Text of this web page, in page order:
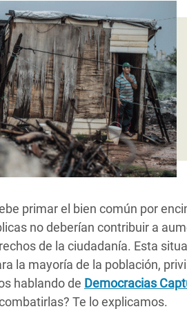
y Alimentaria
Oriental
Personas Refugiadas
del Sur
Refugiados Rohinyá
Siria
primar el bien común por
no deberían contribuir a
de la ciudadanía. Esta
la mayoría de la población,
hablando de Democracias
Te lo explicamos.